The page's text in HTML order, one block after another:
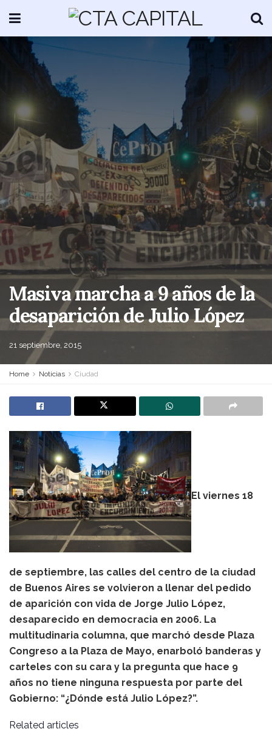
Masiva marcha a 9 años de la
desaparición de Julio López
21 septiembre, 2015
Home Noticias Ciudad
El viernes 18
de septiembre, las calles del centro de la ciudad
de Buenos Aires se volvieron a llenar del pedido
de aparición con vida de Jorge Julio López,
desaparecido en democracia en 2006. La
multitudinaria columna, que marchó desde Plaza
Congreso a la Plaza de Mayo, enarboló banderas y
carteles con su cara y la pregunta que hace 9
años no tiene ninguna respuesta por parte del
Gobierno: “¿Dónde está Julio López?”.
Related articles